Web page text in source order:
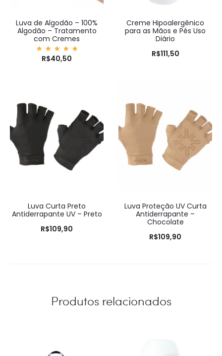
Luva de Algodão – 100%
Algodão – Tratamento
com Cremes
Avaliaç
ão
R$40,50
Creme Hipoalergênico
para as Mãos e Pés Uso
Diário
R$111,50
Luva Curta Preto
Antiderrapante UV – Preto
R$109,90
Luva Proteção UV Curta
Antiderrapante –
Chocolate
R$109,90
Produtos relacionados